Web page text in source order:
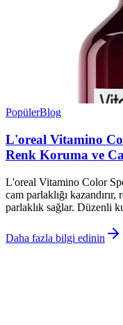
PopülerBlog
L'oreal Vitamino
Renk Koruma ve
L'oreal Vitamino Color
cam parlaklığı kazandırır,
parlaklık sağlar. Düzenli
Daha fazla bilgi edinin